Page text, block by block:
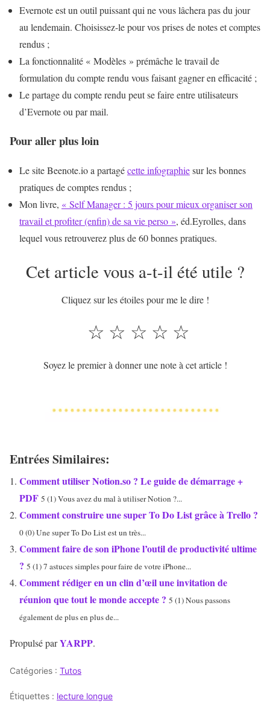
Evernote est un outil puissant qui ne vous lâchera pas du jour
au lendemain. Choisissez-le pour vos prises de notes et comptes
rendus ;
La fonctionnalité « Modèles » prémâche le travail de
formulation du compte rendu vous faisant gagner en efficacité ;
Le partage du compte rendu peut se faire entre utilisateurs
d’Evernote ou par mail.
Pour aller plus loin
Le site Beenote.io a partagécette infographiesur les bonnes
pratiques de comptes rendus ;
Mon livre, « Self Manager : 5 jours pour mieux organiser son
travail et profiter (enfin) de sa vie perso », éd.Eyrolles, dans
lequel vous retrouverez plus de 60 bonnes pratiques.
Cet article vous a-t-il été utile ?
Cliquez sur les étoiles pour me le dire !
☆
☆
☆
☆
☆
Soyez le premier à donner une note à cet article !
Entrées Similaires:
Comment utiliser Notion.so ? Le guide de démarrage +
PDF 5 (1) Vous avez du mal à utiliser Notion ?...
Comment construire une super To Do List grâce à Trello ?
0 (0) Une super To Do List est un très...
Comment faire de son iPhone l’outil de productivité ultime
? 5 (1) 7 astuces simples pour faire de votre iPhone...
Comment rédiger en un clin d’œil une invitation de
réunion que tout le monde accepte ? 5 (1) Nous passons
également de plus en plus de...
Propulsé parYARPP.
Catégories : Tutos
Étiquettes : lecture longue